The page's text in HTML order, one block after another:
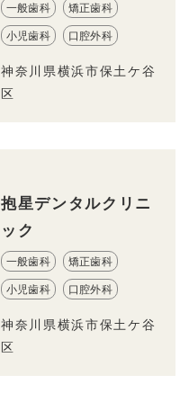
一般歯科 矯正歯科
小児歯科 口腔外科
神奈川県横浜市保土ケ谷
区
抱星デンタルクリニ
ック
一般歯科 矯正歯科
小児歯科 口腔外科
神奈川県横浜市保土ケ谷
区